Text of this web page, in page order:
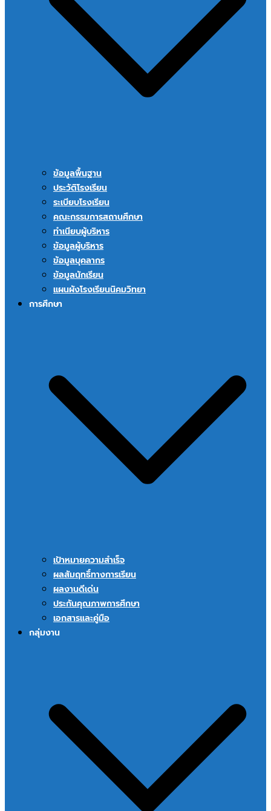
ข้อมูลพื้นฐาน
ประวัติโรงเรียน
ระเบียบโรงเรียน
คณะกรรมการสถานศึกษา
ทำเนียบผู้บริหาร
ข้อมูลผู้บริหาร
ข้อมูลบุคลากร
ข้อมูลนักเรียน
แผนผังโรงเรียนนิคมวิทยา
การศึกษา
เป้าหมายความสำเร็จ
ผลสัมฤทธิ์ทางการเรียน
ผลงานดีเด่น
ประกันคุณภาพการศึกษา
เอกสารและคู่มือ
กลุ่มงาน